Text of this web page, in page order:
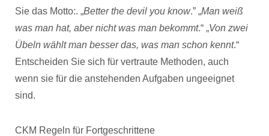
Sie das Motto:. „Better the devil you know.” „Man weiß
was man hat, aber nicht was man bekommt.“ „Von zwei
Übeln wählt man besser das, was man schon kennt.“
Entscheiden Sie sich für vertraute Methoden, auch
wenn sie für die anstehenden Aufgaben ungeeignet
sind.
CKM Regeln für Fortgeschrittene